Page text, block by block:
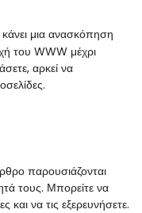
μια ανασκόπηση
του WWW μέχρι
αρκεί να
παρουσιάζονται
τους. Μπορείτε να
και να τις εξερευνήσετε.